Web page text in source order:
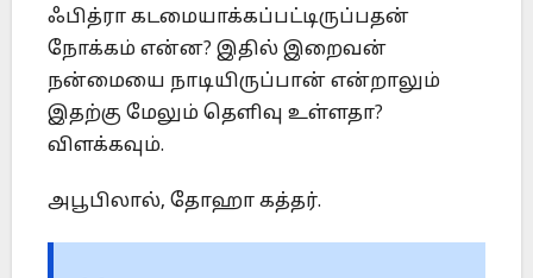
ஃபித்ரா கடமையாக்கப்பட்டிருப்பதன்
நோக்கம் என்ன? இதில் இறைவன்
நன்மையை நாடியிருப்பான் என்றாலும்
இதற்கு மேலும் தெளிவு உள்ளதா?
விளக்கவும்.
அபூபிலால், தோஹா கத்தர்.